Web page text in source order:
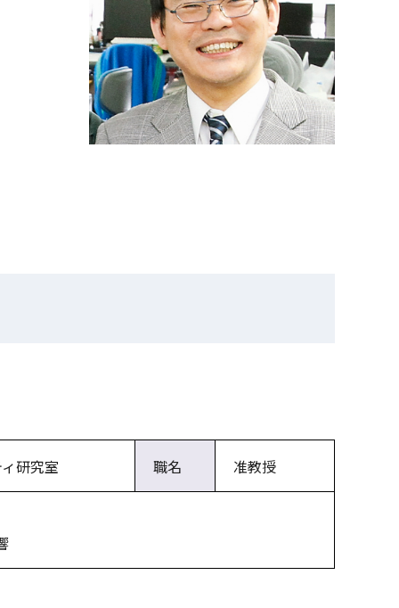
研究室 職名 准教授